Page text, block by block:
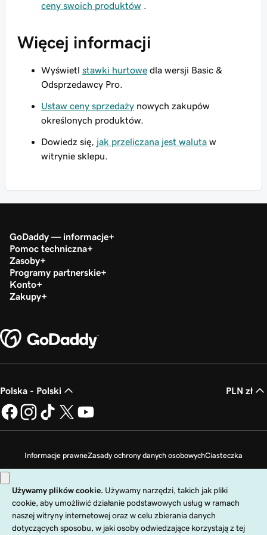
ceny swoich produktów
Więcej informacji
Wyświetl stawki hurtowe dla wersji Basic &
Odsprzedawcy Pro.
Ustaw ceny sprzedaży nowych zakupów
określonych produktów.
Dowiedz się, jak przeliczana jest waluta w
witrynie sklepu.
GoDaddy — informacje
Pomoc techniczna
Zasoby
Programy partnerskie
Konto
Zakupy
Polska - Polski PLN zł
Informacje prawneZasady ochrony danych osobowychCiasteczka
Copyright © 1999 - 2026 GoDaddy Operating Company, LLC. Wszelkie prawa
zastrzeżone. Znak słowny GoDaddy jest zastrzeżonym znakiem towarowym
firmy GoDaddy Operating Company, LLC w Stanach Zjednoczonych i innych